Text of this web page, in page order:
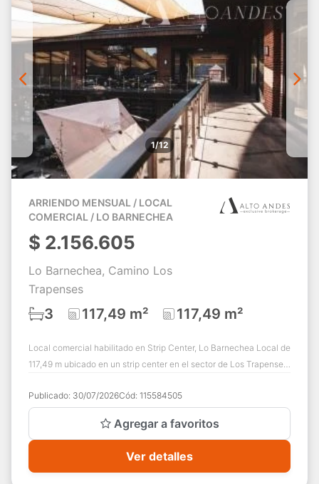
1/12
ARRIENDO MENSUAL / LOCAL
COMERCIAL / LO BARNECHEA
$ 2.156.605
Lo Barnechea, Camino Los
Trapenses
3 117,49 m² 117,49 m²
Local comercial habilitado en Strip Center, Lo Barnechea Local de
117,49 m ubicado en un strip center en el sector de Los Trapenses,
Publicado: 30/07/2026Cód: 115584505
Agregar a favoritos
Ver detalles